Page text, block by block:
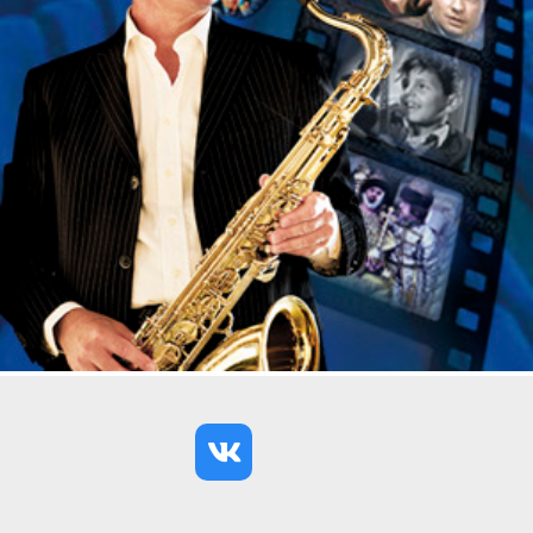
Зрителя на концертах Жанны Бичевской всегда
поражает то, с какой мощной энергетикой эта
артистка выходит на сцену и исполняет свои
произведения. Без лишнего антуража, просто, с
гитарой – она умеет дойти своим исполнением до
глубины души.
19 ноября 2026 в концертном зале «У
Финляндского» легендарная певица подарит
петербургскому зрителю новую программу,
содержание которой она характеризует как
«возвращение к истокам». В концерте прозвучат
романсы, которые певица находила в поездках по
всей России еще в далекие 70-80-е годы. Нужно
сказать, что Жанна Бичевская записала 5 больших